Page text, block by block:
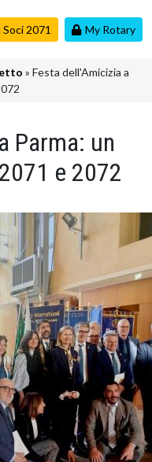
2071 My Rotary
Festa dell'Amicizia a
Parma: un
e 2072